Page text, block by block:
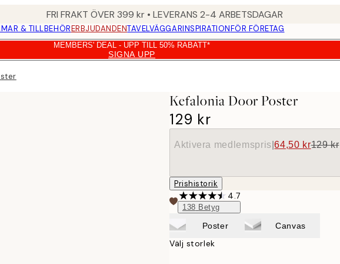
FRI FRAKT ÖVER 399 kr • LEVERANS 2-4 ARBETSDAGAR
& TILLBEHÖRERBJUDANDENTAVELVÄGGARINSPIRATIONFÖR FÖRETAG
MEMBERS' DEAL - UPP TILL 50% RABATT*
SIGNA UPP
Kefalonia Door Poster
129 kr
Aktivera medlemspris |64,50 kr129 kr
Prishistorik
4.7
138 Betyg
Poster Canvas
Välj storlek